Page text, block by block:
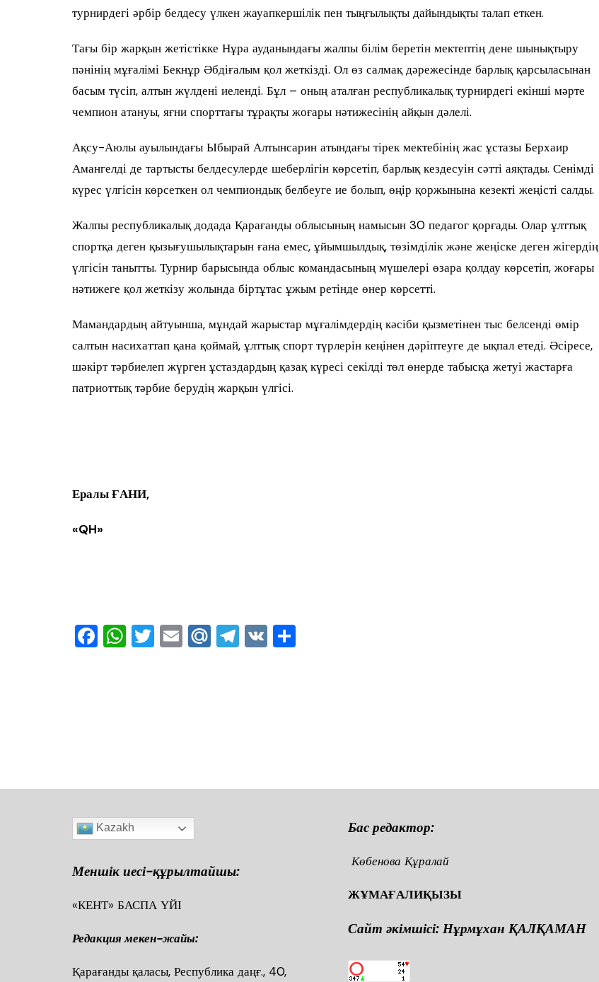
турнирдегі әрбір белдесу үлкен жауапкершілік пен тыңғылықты дайындықты талап еткен.
Тағы бір жарқын жетістікке Нұра ауданындағы жалпы білім беретін мектептің дене шынықтыру
пәнінің мұғалімі Бекнұр Әбдіғалым қол жеткізді. Ол өз салмақ дәрежесінде барлық қарсыласынан
басым түсіп, алтын жүлдені иеленді. Бұл – оның аталған республикалық турнирдегі екінші мәрте
чемпион атануы, яғни спорттағы тұрақты жоғары нәтижесінің айқын дәлелі.
Ақсу-Аюлы ауылындағы Ыбырай Алтынсарин атындағы тірек мектебінің жас ұстазы Берхаир
Амангелді де тартысты белдесулерде шеберлігін көрсетіп, барлық кездесуін сәтті аяқтады. Сенімді
күрес үлгісін көрсеткен ол чемпиондық белбеуге ие болып, өңір қоржынына кезекті жеңісті салды.
Жалпы республикалық додада Қарағанды облысының намысын 30 педагог қорғады. Олар ұлттық
спортқа деген қызығушылықтарын ғана емес, ұйымшылдық, төзімділік және жеңіске деген жігердің
үлгісін танытты. Турнир барысында облыс командасының мүшелері өзара қолдау көрсетіп, жоғары
нәтижеге қол жеткізу жолында біртұтас ұжым ретінде өнер көрсетті.
Мамандардың айтуынша, мұндай жарыстар мұғалімдердің кәсіби қызметінен тыс белсенді өмір
салтын насихаттап қана қоймай, ұлттық спорт түрлерін кеңінен дәріптеуге де ықпал етеді. Әсіресе,
шәкірт тәрбиелеп жүрген ұстаздардың қазақ күресі секілді төл өнерде табысқа жетуі жастарға
патриоттық тәрбие берудің жарқын үлгісі.
Ералы ҒАНИ,
«QH»
F
k
W T E M T V
Kazakh
Меншік иесі-құрылтайшы:
«КЕНТ» БАСПА ҮЙІ
Редакция мекен-жайы:
Қарағанды қаласы, Республика даңғ., 40,
Бас редактор:
Көбенова Құралай
ЖҰМАҒАЛИҚЫЗЫ
Сайт әкімшісі: Нұрмұхан ҚАЛҚАМАН